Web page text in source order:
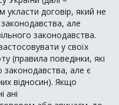
договір, який не
але
законодавства.
у своїх
(правила поведінки, які
законодавства, але є
відносин). Якщо
ані